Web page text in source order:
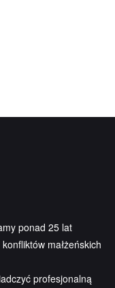
ponad 25 lat
małżeńskich
profesjonalną